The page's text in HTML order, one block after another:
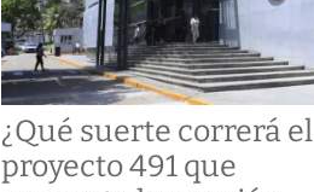
¿Qué suerte correrá el
proyecto 491 que